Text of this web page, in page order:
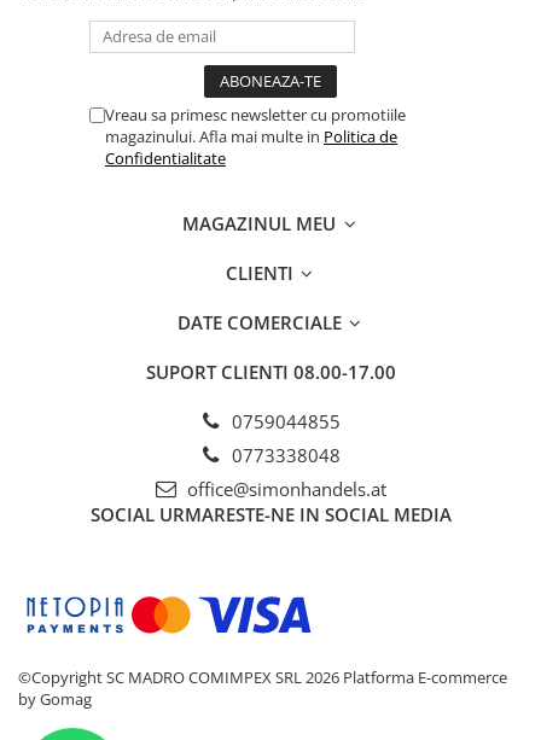
Vreau sa primesc newsletter cu promotiile
magazinului. Afla mai multe in Politica de
Confidentialitate
MAGAZINUL MEU
CLIENTI
DATE COMERCIALE
SUPORT CLIENTI 08.00-17.00
0759044855
0773338048
office@simonhandels.at
SOCIAL URMARESTE-NE IN SOCIAL MEDIA
©Copyright SC MADRO COMIMPEX SRL 2026 Platforma E-commerce
by Gomag